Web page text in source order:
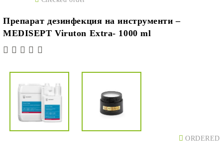
Препарат дезинфекция на инструменти –
MEDISEPT Viruton Extra- 1000 ml
ORDERED